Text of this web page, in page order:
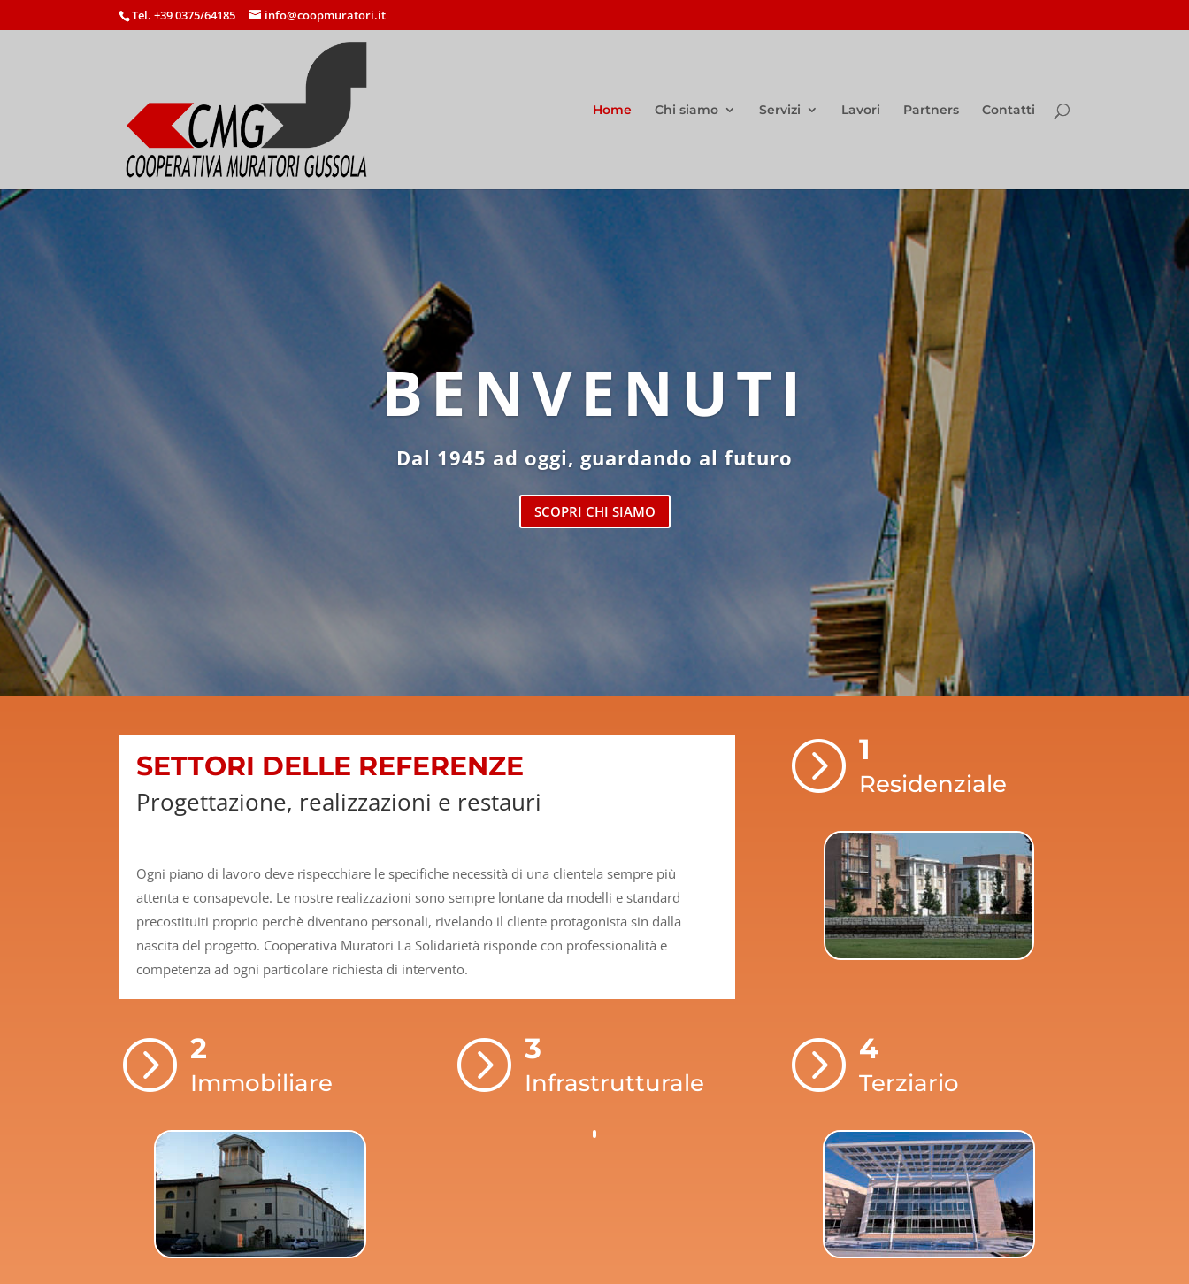
Tel. +39 0375/64185 info@coopmuratori.it
Home Chi siamo Servizi Lavori Partners Contatti
BENVENUTI
Dal 1945 ad oggi, guardando al futuro
SCOPRI CHI SIAMO
SETTORI DELLE REFERENZE
Progettazione, realizzazioni e restauri
Ogni piano di lavoro deve rispecchiare le specifiche necessità di una clientela sempre più
attenta e consapevole. Le nostre realizzazioni sono sempre lontane da modelli e standard
precostituiti proprio perchè diventano personali, rivelando il cliente protagonista sin dalla
nascita del progetto. Cooperativa Muratori La Solidarietà risponde con professionalità e
competenza ad ogni particolare richiesta di intervento.
= 1
Residenziale
= 2
Immobiliare = 3
Infrastrutturale = 4
Terziario